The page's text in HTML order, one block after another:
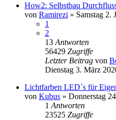
How2: Selbstbau
von Ramirezi » Samstag 2.
1
2
13 Antworten
56429 Zugriffe
Letzter Beitrag von
Dienstag 3. März
Lichtfarben LED´s für
von Kubus » Donnerstag
1 Antworten
23525 Zugriffe